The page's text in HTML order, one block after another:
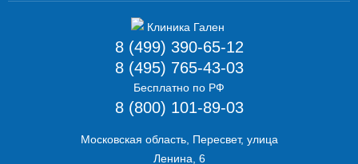
8 (499) 390-65-12
8 (495) 765-43-03
Бесплатно по РФ
8 (800) 101-89-03
Московская область, Пересвет, улица
Ленина, 6